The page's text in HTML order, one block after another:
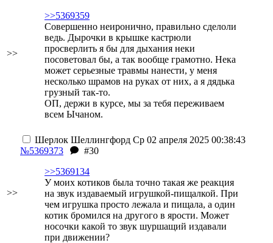
>>
>>5369359
Совершенно неиронично, правильно сделоли
ведь. Дырочки в крышке кастрюли
просверлить я бы для дыхания неки
посоветовал бы, а так вообще грамотно. Нека
может серьезные травмы нанести, у меня
несколько шрамов на руках от них, а я дядька
грузный так-то.
ОП, держи в курсе, мы за тебя переживаем
всем Ычаном.
>>
Шерлок Шеллингфорд Ср 02 апреля 2025 00:38:43
№5369373
#30
>>5369134
У моих котиков была точно такая же реакция
на звук издаваемый игрушкой-пищалкой. При
чем игрушка просто лежала и пищала, а один
котик бромился на другого в ярости. Может
носочки какой то звук шуршащий издавали
при движении?